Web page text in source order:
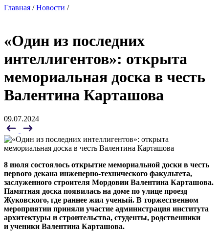
Главная /Новости /
«Один из последних
интеллигентов»: открыта
мемориальная доска в честь
Валентина Карташова
09.07.2024
8 июля состоялось открытие мемориальной доски в честь
первого декана инженерно-технического факультета,
заслуженного строителя Мордовии Валентина Карташова.
Памятная доска появилась на доме по улице проезд
Жуковского, где раннее жил ученый. В торжественном
мероприятии приняли участие администрация института
архитектуры и строительства, студенты, родственники
и ученики Валентина Карташова.